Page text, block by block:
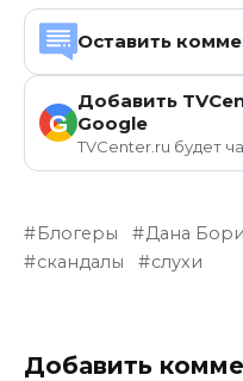
Оставить
G
Добавить
Google
TVCenter.ru будет
Блогеры Дана
скандалы
слухи
Добавить